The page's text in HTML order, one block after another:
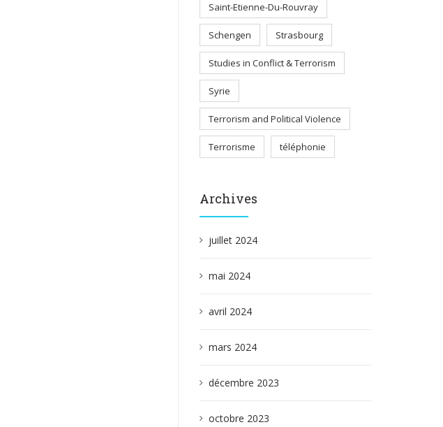
Saint-Etienne-Du-Rouvray
Schengen Strasbourg
Studies in Conflict & Terrorism
Syrie
Terrorism and Political Violence
Terrorisme téléphonie
Archives
juillet 2024
mai 2024
avril 2024
mars 2024
décembre 2023
octobre 2023